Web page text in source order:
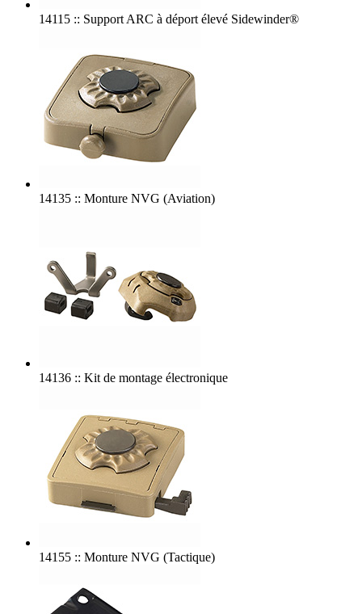
14115 :: Support ARC à déport élevé Sidewinder®
14135 :: Monture NVG (Aviation)
14136 :: Kit de montage électronique
14155 :: Monture NVG (Tactique)